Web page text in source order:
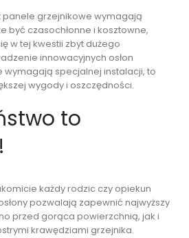
panele grzejnikowe wymagają
być czasochłonne i kosztowne,
w tej kwestii zbyt dużego
innowacyjnych osłon
wymagają specjalnej instalacji, to
wygody i oszczędności.
to
każdy rodzic czy opiekun
pozwalają zapewnić najwyższy
przed gorąca powierzchnią, jak i
krawędziami grzejnika.